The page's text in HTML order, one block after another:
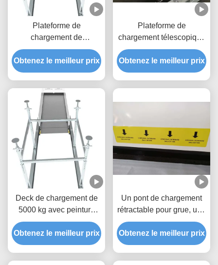
Plateforme de
chargement de
construction rétractable
de 2600 mm anti-
corrosion
Obtenez le meilleur prix
Plateforme de
chargement télescopique
de 2200 mm pour le
bâtiment
Obtenez le meilleur prix
Deck de chargement de
5000 kg avec peinture
époxy MLP2800-H
Obtenez le meilleur prix
Un pont de chargement
rétractable pour grue, une
plateforme de levage de
5000 kg
Obtenez le meilleur prix